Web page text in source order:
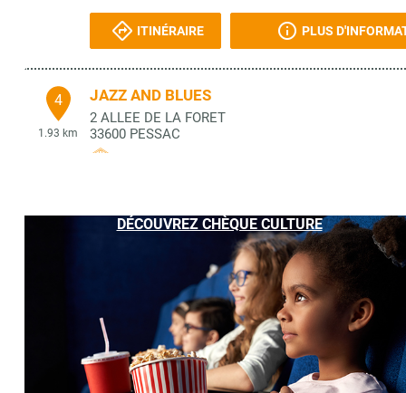
ITINÉRAIRE PLUS
4
1.93 km
JAZZ AND BLUES
2 ALLEE DE LA FORET
33600 PESSAC
ASS. TRANSROCK - KRAKATOA
3 AV. VICTOR HUGO
MERIGNAC
ITINÉRAIRE PLUS
DÉCOUVREZ CHÈQUE CULTURE